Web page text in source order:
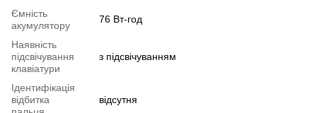
Ємність
акумулятору
76 Вт-год
Наявність
підсвічування
клавіатури
з підсвічуванням
Ідентифікація
відбитка
відсутня